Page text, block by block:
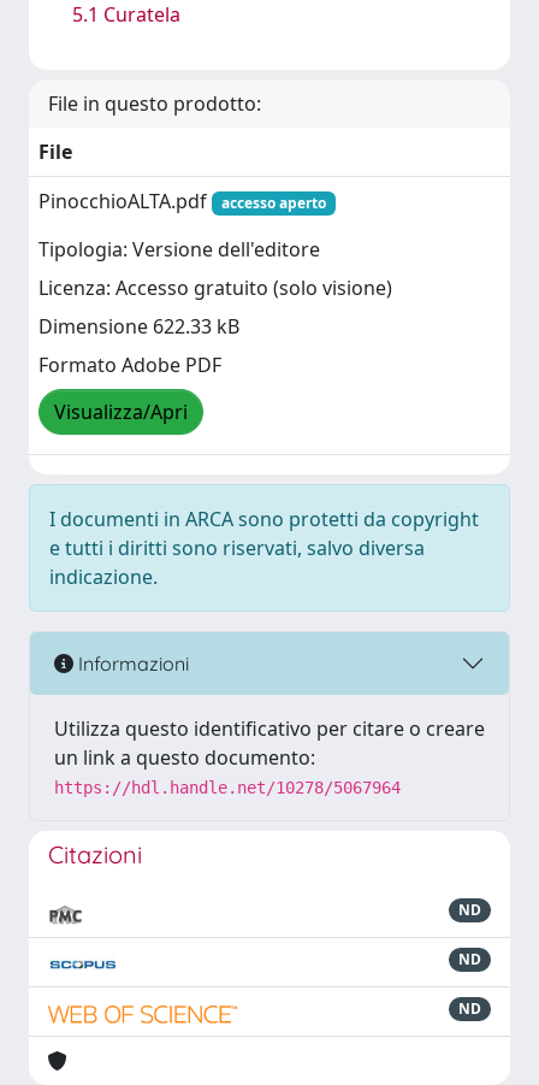
5.1 Curatela
File in questo prodotto:
File
PinocchioALTA.pdf
accesso aperto
Tipologia: Versione dell'editore
Licenza: Accesso gratuito (solo visione)
Dimensione 622.33 kB
Formato Adobe PDF
Visualizza/Apri
I documenti in ARCA sono protetti da copyright
e tutti i diritti sono riservati, salvo diversa
indicazione.
Informazioni
Utilizza questo identificativo per citare o creare
un link a questo documento:
https://hdl.handle.net/10278/5067964
Citazioni
ND
ND
ND